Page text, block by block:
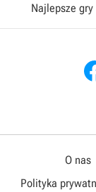
Najlepsze gry
O nas
Polityka